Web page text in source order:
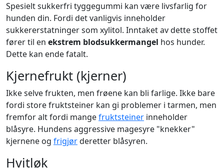
Spesielt sukkerfri tyggegummi kan være livsfarlig for
hunden din. Fordi det vanligvis inneholder
sukkererstatninger som xylitol. Inntaket av dette stoffet
fører til en ekstrem blodsukkermangel hos hunder.
Dette kan ende fatalt.
Kjernefrukt (kjerner)
Ikke selve frukten, men frøene kan bli farlige. Ikke bare
fordi store fruktsteiner kan gi problemer i tarmen, men
fremfor alt fordi mangefruktsteiner inneholder
blåsyre. Hundens aggressive magesyre "knekker"
kjernene og frigjørderetter blåsyren.
Hvitløk